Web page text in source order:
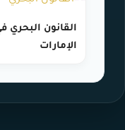
القانون البحري
الإمارات